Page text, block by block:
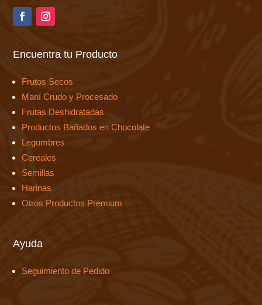
Encuentra tu Producto
Frutos Secos
Maní Crudo y Procesado
Frutas Deshidratadas
Productos Bañados en Chocolate
Legumbres
Cereales
Semillas
Harinas
Otros Productos Premium
Ayuda
Seguimiento de Pedido